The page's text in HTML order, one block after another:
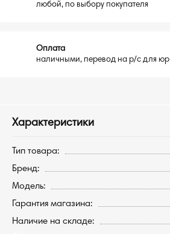
любой, по выбору покупателя
Оплата
наличными, перевод на р/с для
Характеристики
Тип товара:
Бренд:
Модель:
Гарантия магазина:
Наличие на складе: